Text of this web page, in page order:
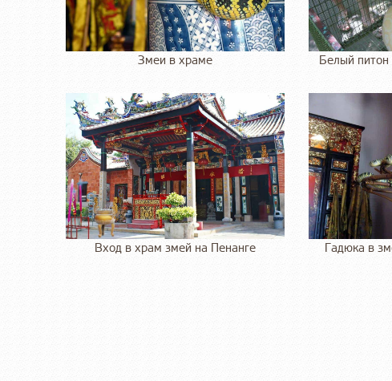
Змеи в храме
Белый
Вход в храм змей на Пенанге Гадюка в